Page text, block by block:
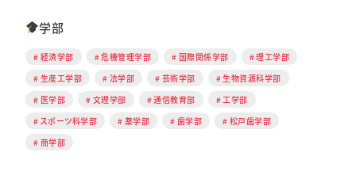
学部
経済学部 危機管理学部 国際関係学部
理工学部
生産工学部
法学部 芸術学部
生物資源科学部
医学部
文理学部 通信教育部
工学部
スポーツ科学部
薬学部 歯学部
松戸歯学部
商学部